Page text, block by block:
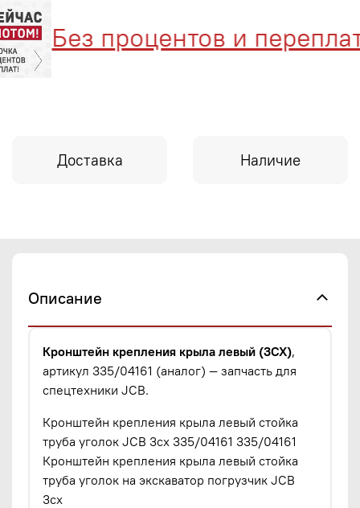
Без процентов и переплат
Доставка Наличие
Описание
Кронштейн крепления крыла левый (3CX),
артикул 335/04161 (аналог) — запчасть для
спецтехники JCB.
Кронштейн крепления крыла левый стойка
труба уголок JCB 3cx 335/04161 335/04161
Кронштейн крепления крыла левый стойка
труба уголок на экскаватор погрузчик JCB
3cx